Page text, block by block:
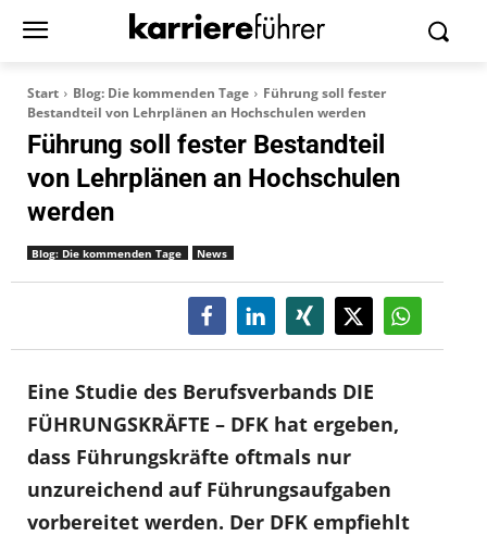
Start Blog: Die kommenden Tage
Führung soll fester
Bestandteil von Lehrplänen an Hochschulen werden
Führung soll fester Bestandteil
von Lehrplänen an Hochschulen
werden
Blog: Die kommenden Tage News
Eine Studie des Berufsverbands DIE
FÜHRUNGSKRÄFTE – DFK hat ergeben,
dass Führungskräfte oftmals nur
unzureichend auf Führungsaufgaben
vorbereitet werden. Der DFK empfiehlt